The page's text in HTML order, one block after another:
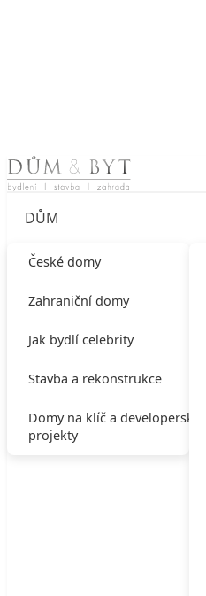
Skip to content
DŮM
České domy
Zahraniční domy
Jak bydlí celebrity
Stavba a rekonstrukce
Domy na klíč a developerské
projekty